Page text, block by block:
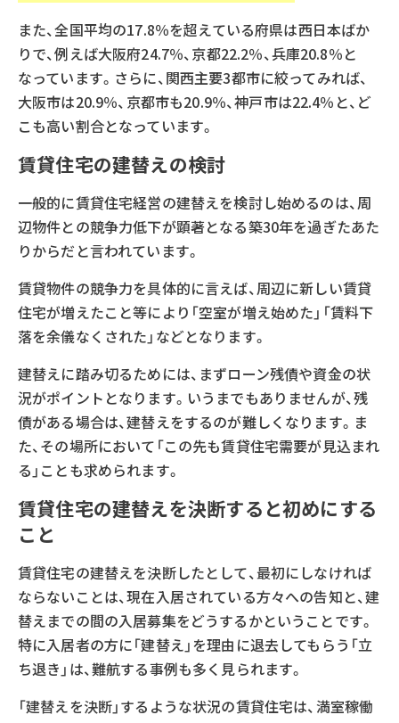
また、全国平均の17.8％を超えている府県は西日本ばか
りで、例えば大阪府24.7％、京都22.2％、兵庫20.8％と
なっています。さらに、関西主要3都市に絞ってみれば、
大阪市は20.9％、京都市も20.9％、神戸市は22.4％と、ど
こも高い割合となっています。
賃貸住宅の建替えの検討
一般的に賃貸住宅経営の建替えを検討し始めるのは、周
辺物件との競争力低下が顕著となる築30年を過ぎたあた
りからだと言われています。
賃貸物件の競争力を具体的に言えば、周辺に新しい賃貸
住宅が増えたこと等により「空室が増え始めた」「賃料下
落を余儀なくされた」などとなります。
建替えに踏み切るためには、まずローン残債や資金の状
況がポイントとなります。いうまでもありませんが、残
債がある場合は、建替えをするのが難しくなります。ま
た、その場所において「この先も賃貸住宅需要が見込まれ
る」ことも求められます。
賃貸住宅の建替えを決断すると初めにする
こと
賃貸住宅の建替えを決断したとして、最初にしなければ
ならないことは、現在入居されている方々への告知と、建
替えまでの間の入居募集をどうするかということです。
特に入居者の方に「建替え」を理由に退去してもらう「立
ち退き」は、難航する事例も多く見られます。
「建替えを決断」するような状況の賃貸住宅は、満室稼働